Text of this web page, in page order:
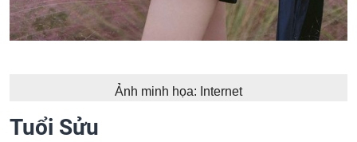
Ảnh minh họa: Internet
Tuổi Sửu